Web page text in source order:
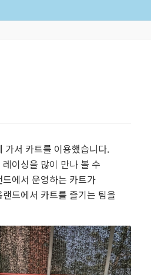
가서 카트를 이용했습니다.
이싱을 많이 만나 볼 수
에서 운영하는 카트가
드에서 카트를 즐기는 팀을